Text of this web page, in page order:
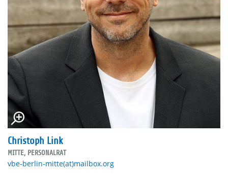
Christoph Link
MITTE, PERSONALRAT
vbe-berlin-mitte(at)mailbox.org